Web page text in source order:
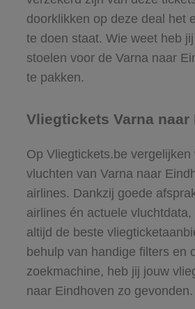
doorklikken op deze deal het
te doen staat. Wie weet heb
stoelen voor de Varna naar
te pakken.
Vliegtickets Varna naar
Op Vliegtickets.be vergelijken
vluchten van Varna naar
airlines. Dankzij goede
airlines én actuele
altijd de beste
behulp van handige filters en
zoekmachine, heb jij jouw
naar Eindhoven zo gevonden.